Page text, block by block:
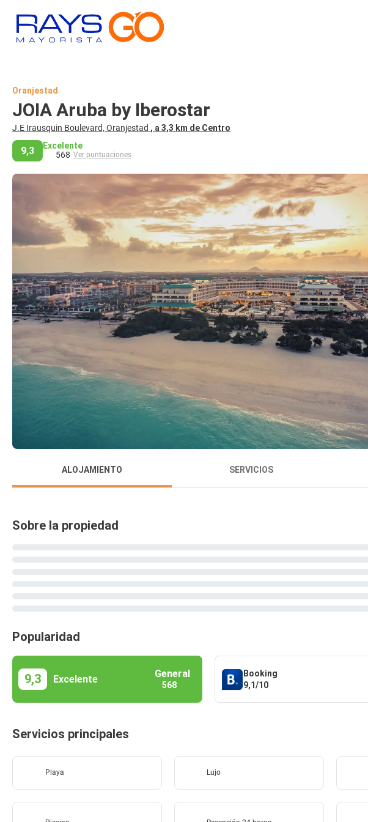
Oranjestad
JOIA Aruba by Iberostar
J.E Irausquin Boulevard, Oranjestad , a 3,3 km de Centro
9,3
Excelente
568 Ver puntuaciones
ALOJAMIENTO SERVICIOS
Sobre la propiedad
Popularidad
9,3 Excelente General
568
Booking
9,1/10
Servicios principales
Playa Lujo